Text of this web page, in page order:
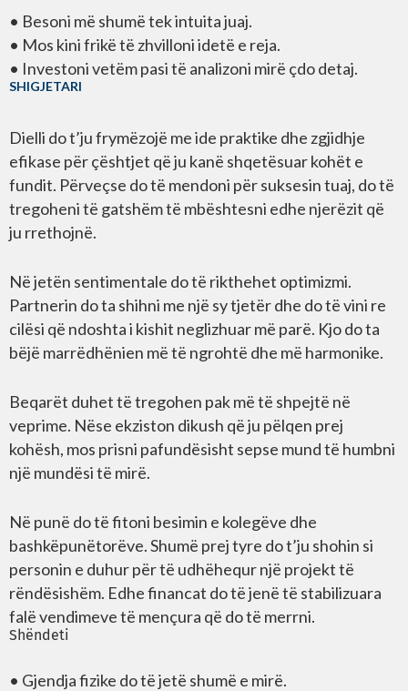
• Besoni më shumë tek intuita juaj.
• Mos kini frikë të zhvilloni idetë e reja.
• Investoni vetëm pasi të analizoni mirë çdo detaj.
SHIGJETARI
Dielli do t’ju frymëzojë me ide praktike dhe zgjidhje
efikase për çështjet që ju kanë shqetësuar kohët e
fundit. Përveçse do të mendoni për suksesin tuaj, do të
tregoheni të gatshëm të mbështesni edhe njerëzit që
ju rrethojnë.
Në jetën sentimentale do të rikthehet optimizmi.
Partnerin do ta shihni me një sy tjetër dhe do të vini re
cilësi që ndoshta i kishit neglizhuar më parë. Kjo do ta
bëjë marrëdhënien më të ngrohtë dhe më harmonike.
Beqarët duhet të tregohen pak më të shpejtë në
veprime. Nëse ekziston dikush që ju pëlqen prej
kohësh, mos prisni pafundësisht sepse mund të humbni
një mundësi të mirë.
Në punë do të fitoni besimin e kolegëve dhe
bashkëpunëtorëve. Shumë prej tyre do t’ju shohin si
personin e duhur për të udhëhequr një projekt të
rëndësishëm. Edhe financat do të jenë të stabilizuara
falë vendimeve të mençura që do të merrni.
Shëndeti
• Gjendja fizike do të jetë shumë e mirë.